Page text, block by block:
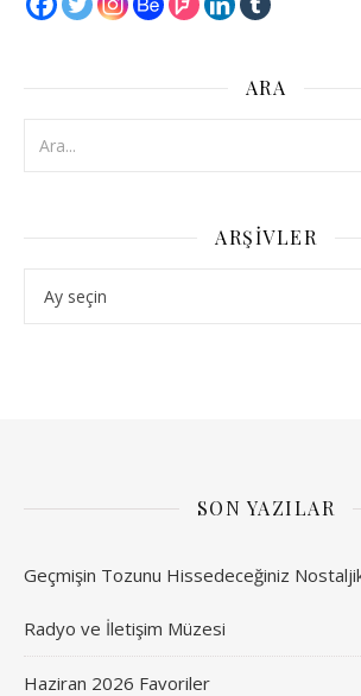
ARA
ARŞIVLER
SON YAZILAR
Geçmişin Tozunu Hissedeceğiniz
Radyo ve İletişim Müzesi
Haziran 2026 Favoriler